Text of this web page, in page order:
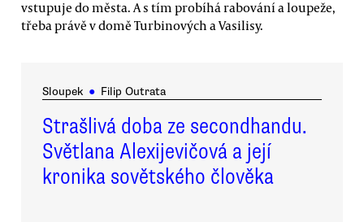
vstupuje do města. A s tím probíhá rabování a loupeže,
třeba právě v domě Turbinových a Vasilisy.
Sloupek ● Filip Outrata
Strašlivá doba ze secondhandu.
Světlana Alexijevičová a její
kronika sovětského člověka